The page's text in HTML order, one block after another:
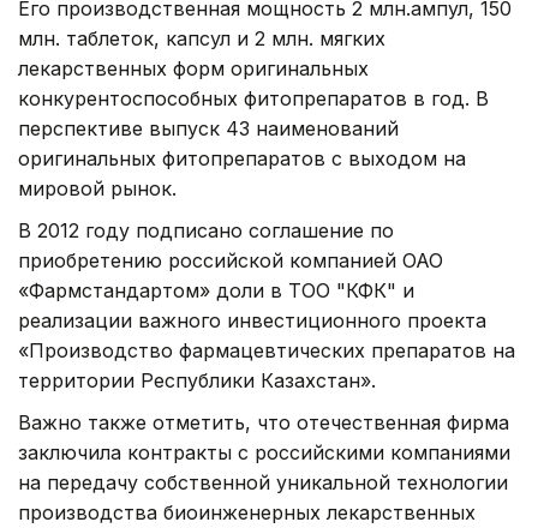
Его производственная мощность 2 млн.ампул, 150
млн. таблеток, капсул и 2 млн. мягких
лекарственных форм оригинальных
конкурентоспособных фитопрепаратов в год. В
перспективе выпуск 43 наименований
оригинальных фитопрепаратов с выходом на
мировой рынок.
В 2012 году подписано соглашение по
приобретению российской компанией ОАО
«Фармстандартом» доли в ТОО "КФК" и
реализации важного инвестиционного проекта
«Производство фармацевтических препаратов на
территории Республики Казахстан».
Важно также отметить, что отечественная фирма
заключила контракты с российскими компаниями
на передачу собственной уникальной технологии
производства биоинженерных лекарственных